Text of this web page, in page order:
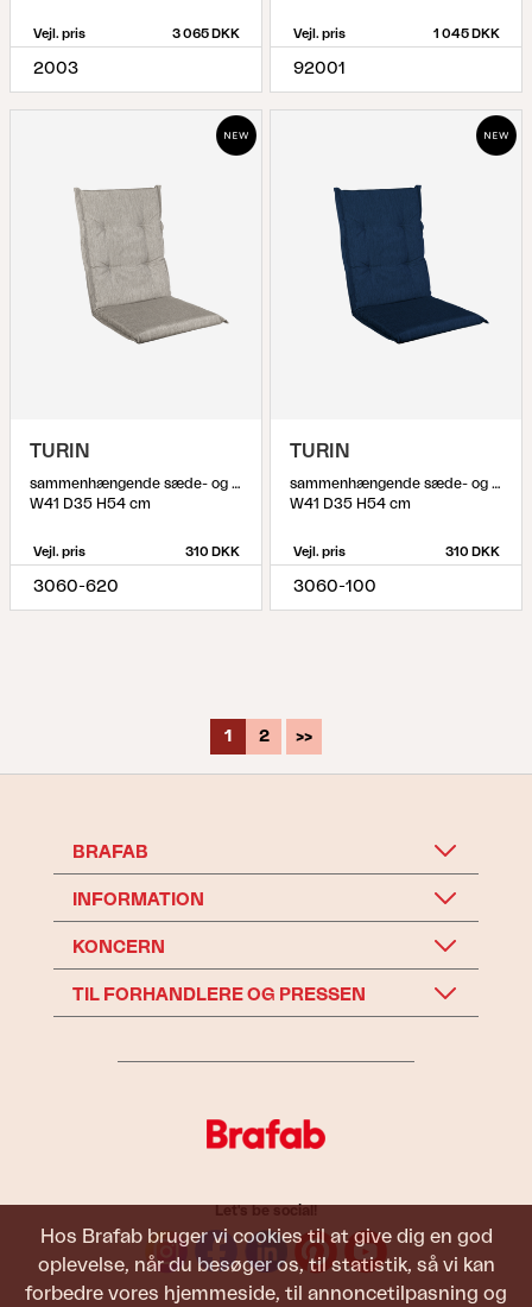
Hos Brafab bruger vi cookies til at give dig en god
oplevelse, når du besøger os, til statistik, så vi kan
forbedre vores hjemmeside, til annoncetilpasning og
Vejl. pris 3 065 DKK
2003
Vejl. pris 1 045 DKK
92001
TURIN
sammenhængende sæde- og ryghynde, Beige
W41 D35 H54 cm
Vejl. pris 310 DKK
3060-620
TURIN
sammenhængende sæde- og ryghynde, Blå
W41 D35 H54 cm
Vejl. pris 310 DKK
3060-100
1 2 >>
BRAFAB
INFORMATION
KONCERN
TIL FORHANDLERE OG PRESSEN
Let's be social!